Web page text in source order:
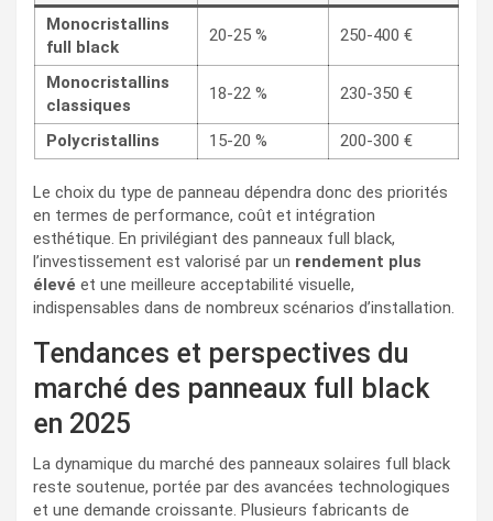
Monocristallins
full black
20-25 % 250-400 €
Monocristallins
classiques
18-22 % 230-350 €
Polycristallins 15-20 % 200-300 €
Le choix du type de panneau dépendra donc des priorités
en termes de performance, coût et intégration
esthétique. En privilégiant des panneaux full black,
l’investissement est valorisé par un rendement plus
élevé et une meilleure acceptabilité visuelle,
indispensables dans de nombreux scénarios d’installation.
Tendances et perspectives du
marché des panneaux full black
en 2025
La dynamique du marché des panneaux solaires full black
reste soutenue, portée par des avancées technologiques
et une demande croissante. Plusieurs fabricants de